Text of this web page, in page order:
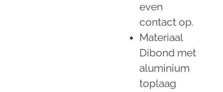
even
contact op.
Materiaal
Dibond met
aluminium
toplaag